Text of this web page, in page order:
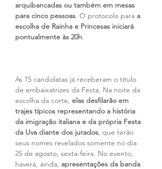
arquibancadas ou também em mesas
para cinco pessoas. O protocolo para a
escolha de Rainha e Princesas iniciará
pontualmente às 20h.
As 15 candidatas já receberam o título
de embaixatrizes da Festa. Na noite da
escolha da corte, elas desfilarão em
trajes típicos representando a história
da imigração italiana e da própria Festa
da Uva diante dos jurados, que terão
seus nomes revelados somente no dia
25 de agosto, sexta-feira. No evento,
haverá, ainda, apresentações da banda